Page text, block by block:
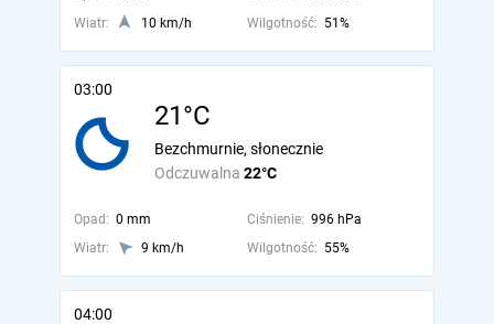
Wiatr:
10 km/h Wilgotność: 51%
03:00
21°C
Odczuwalna 22°C
Bezchmurnie, słonecznie
Opad: 0 mm Ciśnienie: 996 hPa
Wiatr:
9 km/h Wilgotność: 55%
04:00